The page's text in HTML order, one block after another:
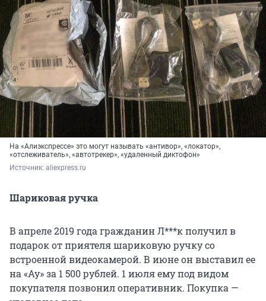
На «Алиэкспрессе» это могут называть «антивор», «локатор»,
«отслеживатель», «автотрекер», «удаленный диктофон»
Источник: aliexpress.ru
Шариковая ручка
В апреле 2019 года гражданин Л***к получил в
подарок от приятеля шариковую ручку со
встроенной видеокамерой. В июне он выставил ее
на «Ау» за 1 500 рублей. 1 июля ему под видом
покупателя позвонил оперативник. Покупка —